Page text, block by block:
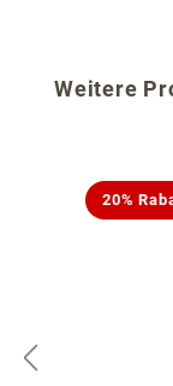
Weitere
20%